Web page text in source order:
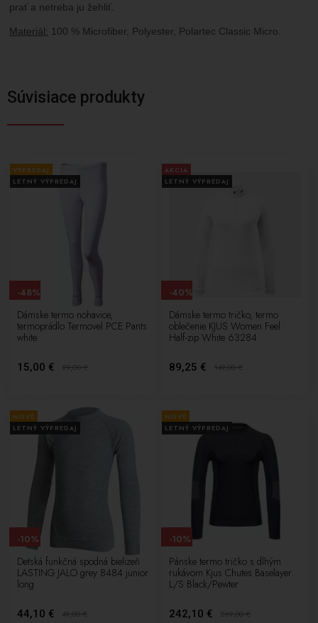
prať a netreba ju žehliť.
Materiál: 100 % Microfiber, Polyester, Polartec Classic Micro.
Súvisiace produkty
VÝPREDAJ
LETNÝ VÝPREDAJ
Dámske termo nohavice,
termoprádlo Termovel PCE Pants
white
15,00 € 29,00€
-48%
AKCIA
LETNÝ VÝPREDAJ
Dámske termo tričko, termo
oblečenie KJUS Women Feel
Half-zip White 63284
89,25 € 149,00€
-40%
NOVÉ
LETNÝ VÝPREDAJ
Detská funkčná spodná bielizeň
LASTING JALO grey 8484 junior
long
44,10 € 49,00€
-10%
NOVÉ
LETNÝ VÝPREDAJ
Pánske termo tričko s dlhým
rukávom Kjus Chutes Baselayer
L/S Black/Pewter
242,10 € 269,00€
-10%